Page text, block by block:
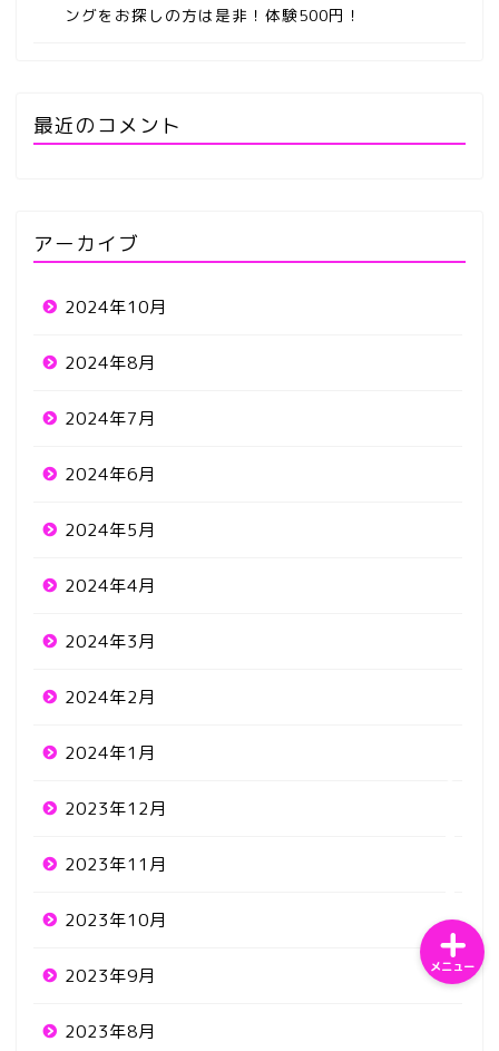
ングをお探しの方は是非！体験500円！
最近のコメント
アーカイブ
2024年10月
2024年8月
2024年7月
2024年6月
2024年5月
2024年4月
2024年3月
2024年2月
2024年1月
2023年12月
2023年11月
2023年10月
2023年9月
2023年8月
メニュー